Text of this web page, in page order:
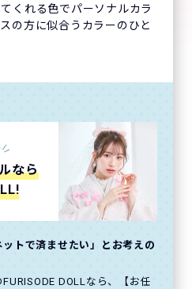
くれる色でパーソナルカラ
の方に似合うカラーのひと
なら
ットで済ませたい」とお考えの
DOLLなら、【お任